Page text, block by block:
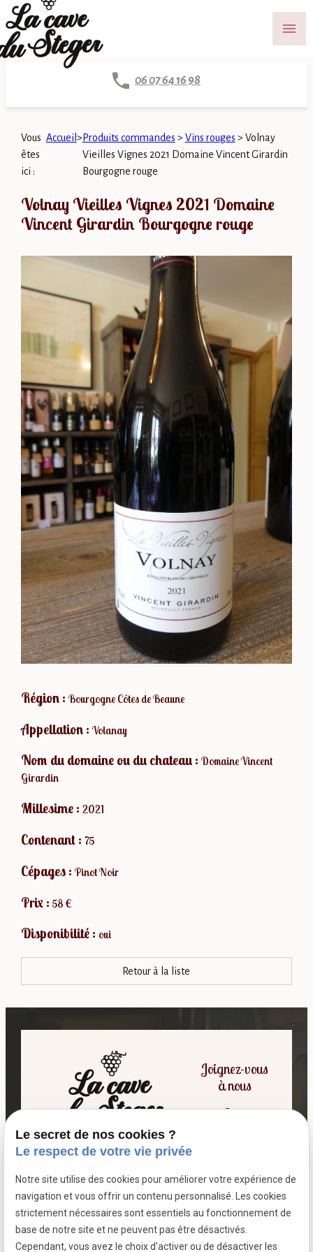
menu
06 07 64 16 98
Vous
êtes
ici :
Accueil > Produits commandes > Vins rouges > Volnay
Vieilles Vignes 2021 Domaine Vincent Girardin
Bourgogne rouge
Volnay Vieilles Vignes 2021 Domaine
Vincent Girardin Bourgogne rouge
Région : Bourgogne Côtes de Beaune
Appellation : Volanay
Nom du domaine ou du chateau : Domaine Vincent
Girardin
Millesime : 2021
Contenant : 75
Cépages : Pinot Noir
Prix : 58 €
Disponibilité : oui
Retour à la liste
Siret :39799787500026
Joignez-vous
à nous
7 passage fleuri
- 59380 SOCX
Panneau de gestion des cookies
Le secret de nos cookies ?
Le respect de votre vie privée
Notre site utilise des cookies pour améliorer votre expérience de
navigation et vous offrir un contenu personnalisé. Les cookies
strictement nécessaires sont essentiels au fonctionnement de
base de notre site et ne peuvent pas être désactivés.
Cependant, vous avez le choix d'activer ou de désactiver les